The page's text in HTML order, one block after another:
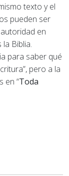
texto y el
pueden ser
en
Biblia.
para saber qué
pero a la
en “Toda